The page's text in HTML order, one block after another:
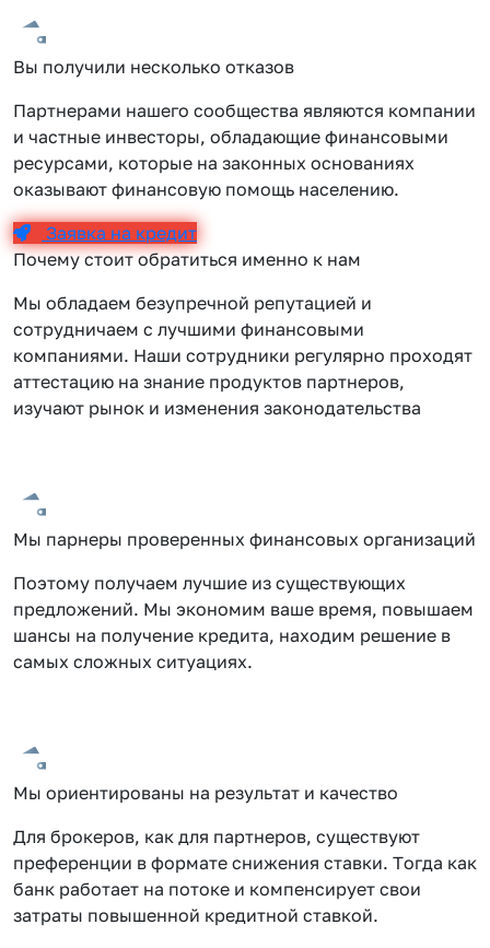
Вы получили несколько отказов
Партнерами нашего сообщества являются компании
и частные инвесторы, обладающие финансовыми
ресурсами, которые на законных основаниях
оказывают финансовую помощь населению.
Заявка на кредит
Почему стоит обратиться именно к нам
Мы обладаем безупречной репутацией и
сотрудничаем с лучшими финансовыми
компаниями. Наши сотрудники регулярно проходят
аттестацию на знание продуктов партнеров,
изучают рынок и изменения законодательства
Мы парнеры проверенных финансовых организаций
Поэтому получаем лучшие из существующих
предложений. Мы экономим ваше время, повышаем
шансы на получение кредита, находим решение в
самых сложных ситуациях.
Мы ориентированы на результат и качество
Для брокеров, как для партнеров, существуют
преференции в формате снижения ставки. Тогда как
банк работает на потоке и компенсирует свои
затраты повышенной кредитной ставкой.